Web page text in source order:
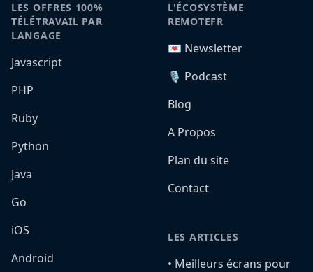
LES OFFRES 100%
TÉLÉTRAVAIL PAR
LANGAGE
Javascript
PHP
Ruby
Python
Java
Go
iOS
Android
L'ÉCOSYSTÈME
REMOTEFR
💌 Newsletter
🎙️ Podcast
Blog
A Propos
Plan du site
Contact
LES ARTICLES
•️ Meilleurs écrans pour